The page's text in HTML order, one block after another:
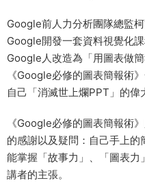
Google前人力分析團隊總監
Google開發一套資料視覺化
Google人改造為「用圖表做
《Google必修的圖表簡報術
自己「消滅世上爛PPT」的偉
《Google必修的圖表簡報術
的感謝以及疑問：自己手上
能掌握「故事力」、「圖表
講者的主張。